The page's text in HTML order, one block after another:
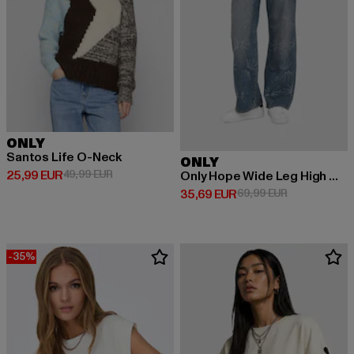
ONLY
Santos Life O-Neck
25,99 EUR
Prix courant: 25,99 EUR
49,99 EURPrix en promotion: 49,99 EUR
ONLY
Only Hope Wide Leg High Waist Jeans
35,69 EUR
Prix courant: 35,69 EUR
69,99 EURPrix en
-35%